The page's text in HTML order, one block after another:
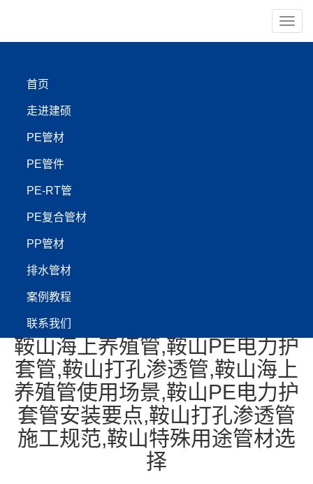
导
首页
走进建硕
PE管材
PE管件
PE-RT管
PE复合管材
PP管材
排水管材
案例教程
联系我们
PE-RT管
【管材服务:400-999-4440】
鞍山建硕管业：海上养殖
管、PE电力护套管与打孔
渗透管的多元应用
鞍山海上养殖管,鞍山PE电力护
套管,鞍山打孔渗透管,鞍山海上
养殖管使用场景,鞍山PE电力护
套管安装要点,鞍山打孔渗透管
施工规范,鞍山特殊用途管材选
择